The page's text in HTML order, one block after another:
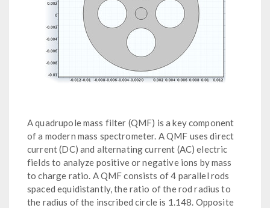
A quadrupole mass filter (QMF) is a key component
of a modern mass spectrometer. A QMF uses direct
current (DC) and alternating current (AC) electric
fields to analyze positive or negative ions by mass
to charge ratio. A QMF consists of 4 parallel rods
spaced equidistantly, the ratio of the rod radius to
the radius of the inscribed circle is 1.148. Opposite